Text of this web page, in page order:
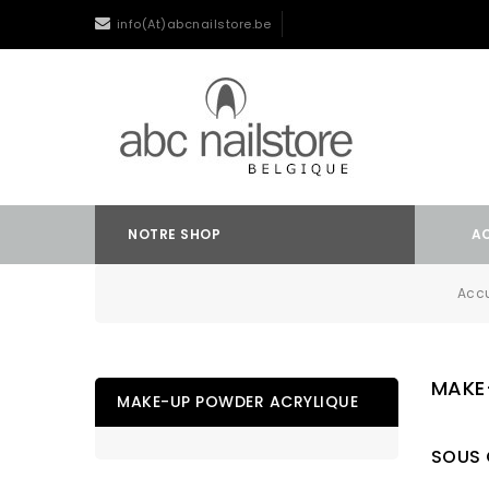
info(At)abcnailstore.be
NOTRE SHOP
MAKE-UP POWDER ACRYLIQUE
SOUS